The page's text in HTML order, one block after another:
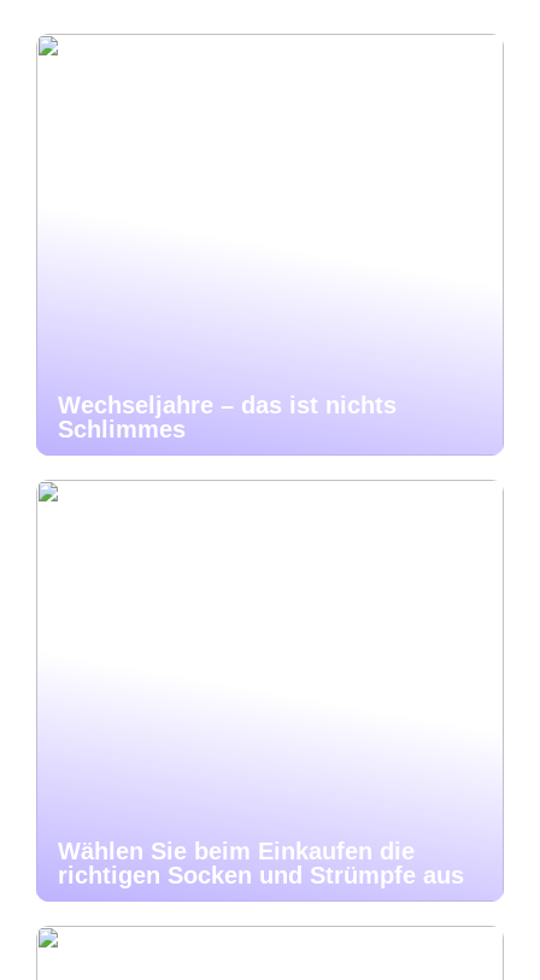
Wechseljahre – das ist nichts
Schlimmes
Wählen Sie beim Einkaufen die
richtigen Socken und Strümpfe aus